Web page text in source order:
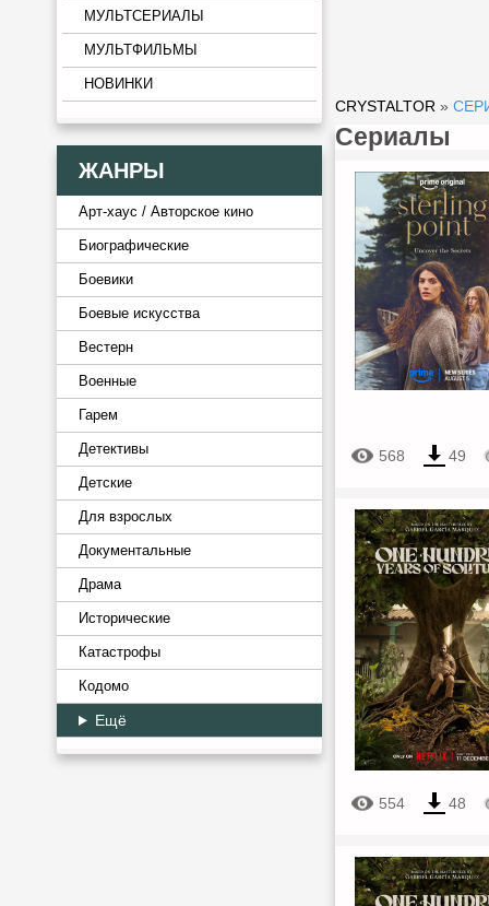
МУЛЬТСЕРИАЛЫ
МУЛЬТФИЛЬМЫ
НОВИНКИ
ЖАНРЫ
Арт-хаус / Авторское кино
Биографические
Боевики
Боевые искусства
Вестерн
Военные
Гарем
Детективы
Детские
Для взрослых
Документальные
Драма
Исторические
Катастрофы
Кодомо
Ещё
CRYSTALTOR »
Сериалы
568 49
554 48